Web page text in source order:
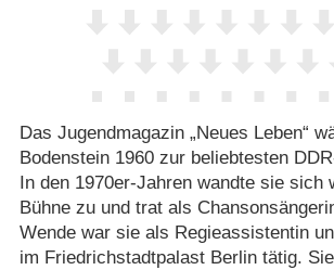
Das Jugendmagazin „Neues Leben“
Bodenstein 1960 zur beliebtesten
In den 1970er-Jahren wandte sie sich
Bühne zu und trat als
Wende war sie als Regieassistentin
im Friedrichstadtpalast Berlin tätig.